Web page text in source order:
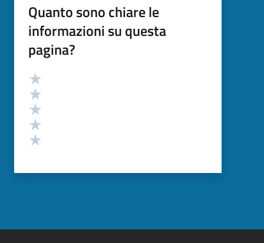
Quanto sono chiare le
informazioni su questa
pagina?
Valutazione